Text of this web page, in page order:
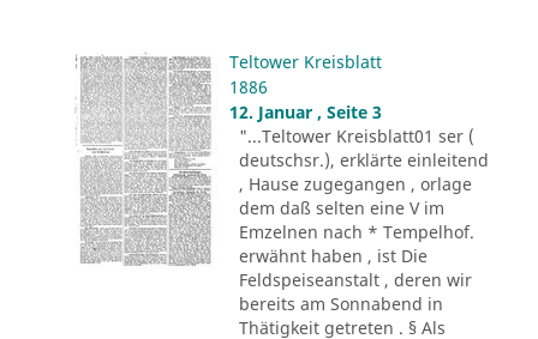
Teltower Kreisblatt
1886
12. Januar , Seite 3
"...Teltower Kreisblatt01 ser (
deutschsr.), erklärte einleitend
, Hause zugegangen , orlage
dem daß selten eine V im
Emzelnen nach * Tempelhof.
erwähnt haben , ist Die
Feldspeiseanstalt , deren wir
bereits am Sonnabend in
Thätigkeit getreten . § Als